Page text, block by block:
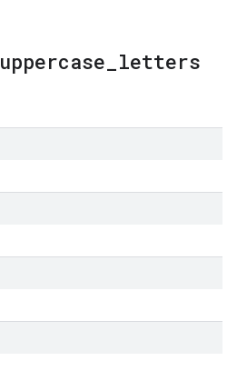
uppercase letters